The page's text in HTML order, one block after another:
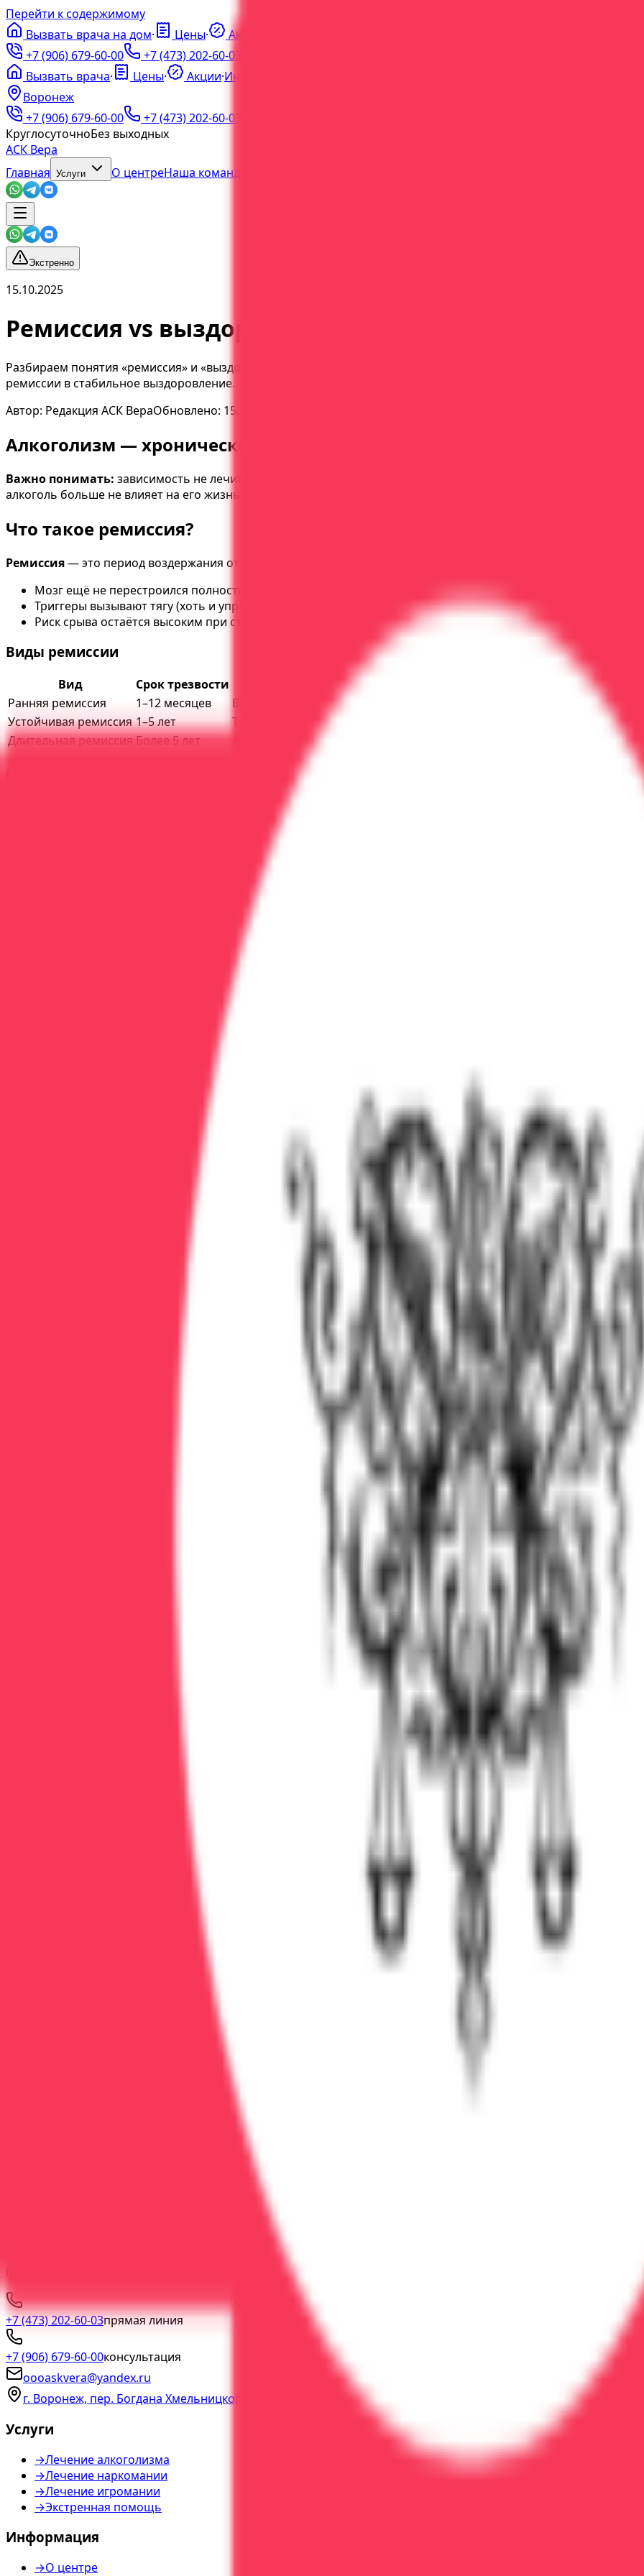
Перейти к содержимому
Вызвать врача на дом· Цены· Акции
+7 (906) 679-60-00
+7 (473) 202-60-03
Вызвать врача· Цены· Акции·Инфо
Воронеж
+7 (906) 679-60-00
+7 (473) 202-60-03
КруглосуточноБез выходных
АСК Вера
Главная Услуги О центреНаша команда
Экстренно
15.10.2025
Ремиссия vs выздоровление: долгосрочный
Разбираем понятия «ремиссия» и «выздоровление». Можно ли считать себя вылеченным? Статистика
ремиссии в стабильное выздоровление.
Автор: Редакция АСК ВераОбновлено: 15.10.2025
Алкоголизм — хроническое заболевание, но это не приговор
Важно понимать: зависимость не лечится в традиционном смысле (как грипп или перелом). Но человек
алкоголь больше не влияет на его жизнь.
Что такое ремиссия?
Ремиссия— это период воздержания от алкоголя при сохранении диагноза «зависимость». Человек не пьёт,
Мозг ещё не перестроился полностью (нейрохимия восстанавливается 6–24 месяца)
Триггеры вызывают тягу (хоть и управляемую)
Риск срыва остаётся высоким при стрессе или провокациях
Виды ремиссии
Вид Срок трезвости
Ранняя ремиссия
1–12 месяцев
Высокий риск срыва (до 60% в первые 3 месяца). Тяга присутствует,
Устойчивая ремиссия 1–5 лет
Тяга снижается, человек адаптировался к трезвости. Риск срыва
Длительная ремиссияБолее 5 лет Алкоголь не вызывает сильных эмоций. Риск срыва менее 10%, но не
— это не просто отсутствие алкоголя, а
Человек восстановил социальные связи (семья, работа, друзья)
Научился управлять стрессом без алкоголя
Тяга либо отсутствует, либо настолько слаба, что не требует усилий для контроля
Маркеры перехода из ремиссии в выздоровление
☑ Более 2 лет трезвости без срывов
☑ Стабильная работа/учёба более года
☑ Восстановленные или новые близкие отношения
☑ Регулярные занятия спортом/хобби (минимум 3 раза в неделю)
☑ Отсутствие депрессии, тревожности (либо они контролируются терапией)
☑ Человек может находиться в компании пьющих людей без тяги
Статистика: сколько людей достигают выздоровления?
достигают устойчивой ремиссии (более 5 лет) после прохождения полной программы
выходят в стабильное выздоровление (более 10 лет трезвости + качество жизни)
срываются в первые 3–6 месяцев после кодирования без последующей поддержки
Что влияет на переход из ремиссии в выздоровление?
Влияние на прогноз
Полная программа реабилитации (3–6 месяцев)
Повышает шансы на 5 лет ремиссии до 70%
Снижает риск срыва на 40%
Участие в группах поддержки (АА, SmartRecovery)
Увеличивает вероятность длительной ремиссии на 30%
Снижает риск срыва на 25%
Повышает устойчивость ремиссии на 20%
Можно ли считать себя вылеченным?
❌ Если «вылечен» = «могу контролированно пить» — нет, это миф. Контролируемое употребление
✅ Если «вылечен» = «живу полноценной жизнью без алкоголя» — да, многие достигают этого через 3–5
Почему нельзя вернуться к «умеренному» употреблению?
Нейрохимические изменения в мозге сохраняются годами. Даже после 10 лет трезвости один бокал может
Быстрое возвращение к прежним объёмам (эффект «памяти зависимости»)
Срыв в течение недели у 70% людей, попробовавших «выпить раз»
Как поддерживать выздоровление долгосрочно
еженедельная психотерапия + группа поддержки + кодирование/медикаменты
психотерапия раз в 2 недели + группа поддержки + новое хобби/работа
психотерапия по необходимости (раз в месяц) + устойчивые социальные связи + стабильная
профилактические визиты к психологу раз в квартал + группы поддержки при желании
Срыв — это не конец ремиссии, а сигнал к корректировке плана.
✅ Если вы сорвались на 1 день и вернулись к трезвости через детокс → ремиссия продолжается
❌ Если срыв перешёл в запой на несколько недель → требуется повторная реабилитация
Немедленно прекратить употребление (детоксикация →
Обратиться к психологу/наркологу — анализ причин срыва
Скорректировать план поддержки (возможно, нужна интенсивная терапия)
Не погружаться в чувство вины — это часть процесса у 40% людей
Итоговая таблица: ремиссия vs выздоровление
Ремиссия
Выздоровление
Любой (даже 1 день)
Обычно более 2–3 лет
Присутствует, требует управления
Отсутствует или минимальна
Может быть нестабильным
Высокий (особенно первый год)
Активная (терапия, группы, медикаменты) Периодическая или отсутствует
Заключение: выздоровление — это процесс, а не событие
Человек может прожить всю жизнь в ремиссии и быть абсолютно счастливым.
Если вы в ремиссии — это уже огромное достижение. Каждый день трезвости — это победа.
Поддержка ремиссии и выздоровления:план долгосрочной поддержки
Материалы на сайте носят информационный характер и не являются
Профессиональное лечение зависимостей с гарантией результата. Современные методы лечения и
+7 (473) 202-60-03прямая линия
+7 (906) 679-60-00консультация
oooaskvera@yandex.ru
г. Воронеж, пер. Богдана Хмельницкого, д. 2а
Услуги
→Лечение алкоголизма
→Лечение наркомании
→Лечение игромании
→Экстренная помощь
Информация
→О центре